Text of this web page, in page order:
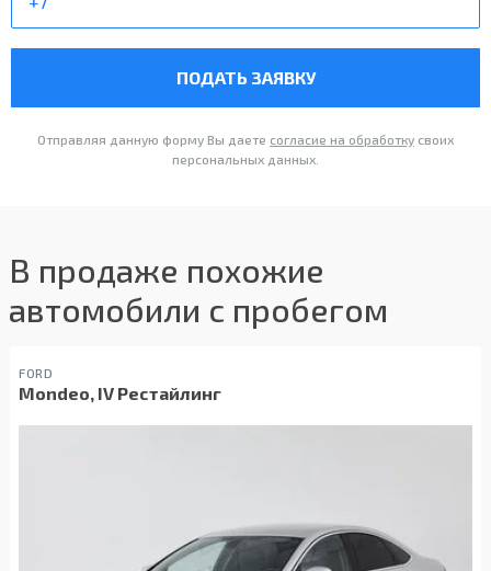
ПОДАТЬ ЗАЯВКУ
Отправляя данную форму Вы даете согласие на обработку своих
персональных данных.
В продаже похожие
автомобили с пробегом
FORD
Mondeo, IV Рестайлинг